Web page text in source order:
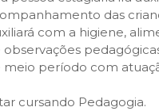
das
com a higiene,
observações
meio período com
cursando Pedagogia.